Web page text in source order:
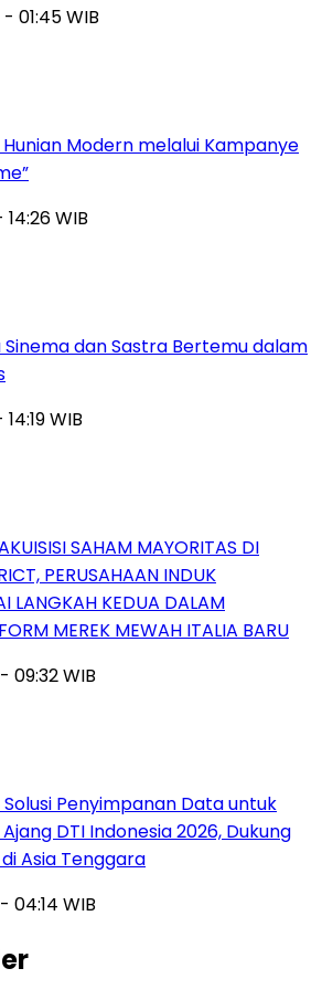
01:45 WIB
Hunian Modern melalui Kampanye
WIB
Sinema dan Sastra Bertemu dalam
WIB
SAHAM MAYORITAS DI
PERUSAHAAN INDUK
LANGKAH KEDUA DALAM
MEREK MEWAH ITALIA BARU
09:32 WIB
Solusi Penyimpanan Data untuk
DTI Indonesia 2026, Dukung
Asia Tenggara
04:14 WIB